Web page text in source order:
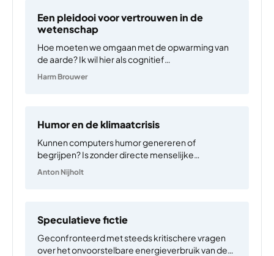
Een pleidooi voor vertrouwen in de
wetenschap
Hoe moeten we omgaan met de opwarming van
de aarde? Ik wil hier als cognitief
neurowetenschapper geen antwoord op geven.
Harm Brouwer
Humor en de klimaatcrisis
Kunnen computers humor genereren of
begrijpen? Is zonder directe menselijke
tussenkomst, digitaal gegeneerde humor
mogelijk? Kan digitale technologie zo
intelligentie maar ook menselijke humor kan
begrijpen en generen? Het zijn…
Anton Nijholt
Speculatieve fictie
Geconfronteerd met steeds kritischere vragen
over het onvoorstelbare energieverbruik van de